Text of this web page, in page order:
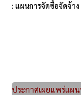
: แผนการจัดซื้อจัดจ้าง
ประกาศเผยแพร่แผ